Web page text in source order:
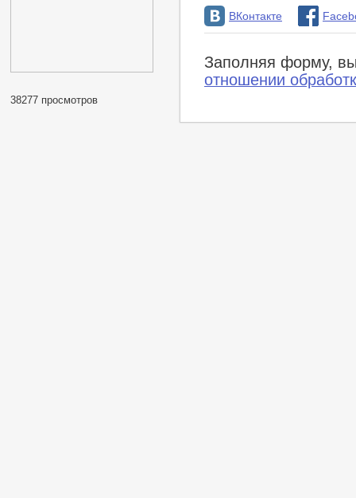
38277 просмотров
ВКонтакте
Заполняя форму,
отношении